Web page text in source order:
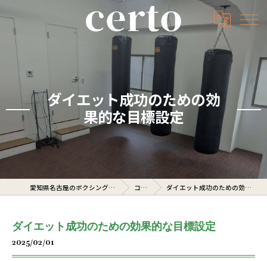
ダイエット成功のための効
果的な目標設定
愛知県名古屋のボクシングジムならcerto コラム ダイエット成功のための効果的な目標設定
ダイエット成功のための効果的な目標設定
2025/02/01